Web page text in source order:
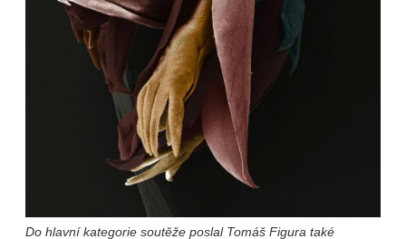
Do hlavní kategorie soutěže poslal Tomáš Figura také